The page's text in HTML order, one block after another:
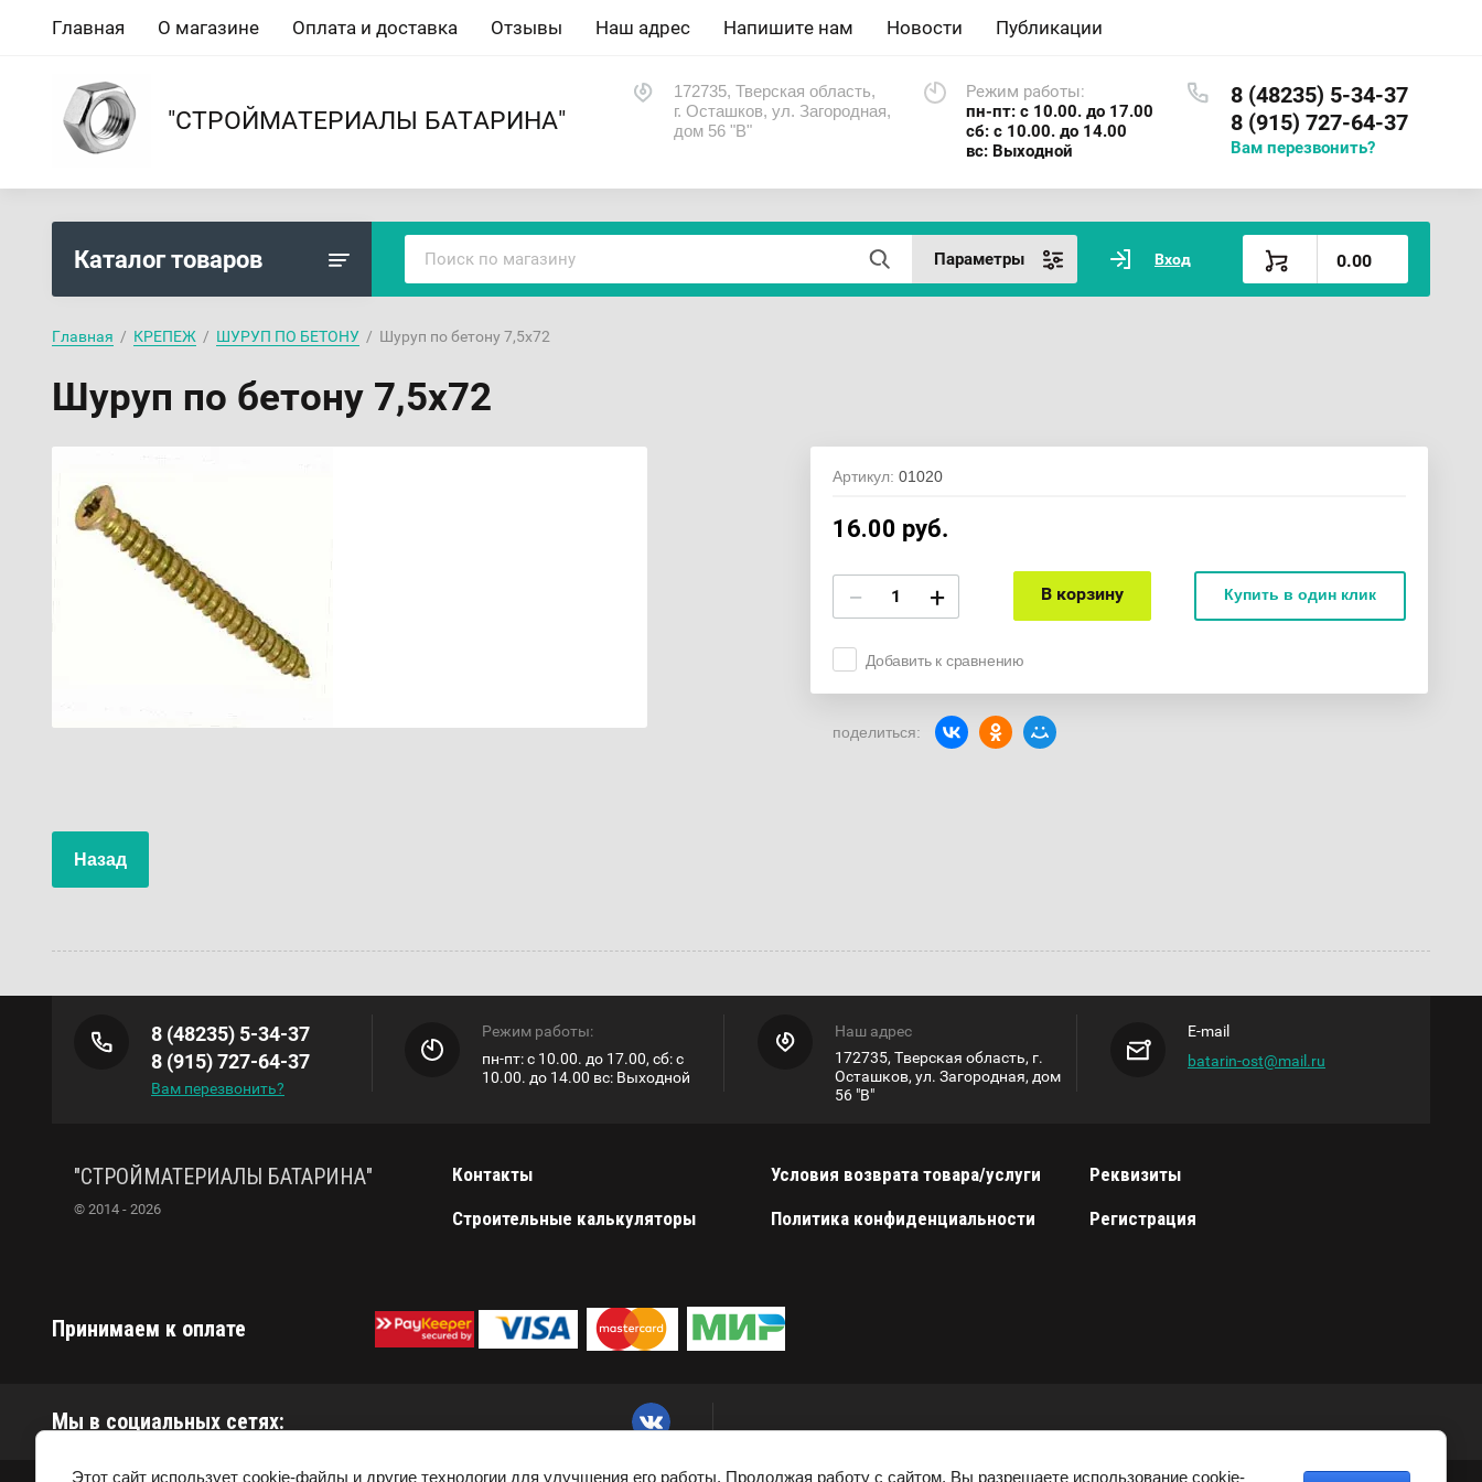
Главная О магазине Оплата и доставка Отзывы Наш адрес Напишите нам Новости Публикации
"СТРОЙМАТЕРИАЛЫ БАТАРИНА"
172735, Тверская область,
г. Осташков, ул. Загородная,
дом 56 "В"
Режим работы:
пн-пт: с 10.00. до 17.00
сб: с 10.00. до 14.00
вс: Выходной
8 (48235) 5-34-37
8 (915) 727-64-37
Вам перезвонить?
Каталог товаров Параметры Вход 0.00
Главная
  /
КРЕПЕЖ
  /
ШУРУП ПО БЕТОНУ
  /  Шуруп по бетону 7,5х72
Шуруп по бетону 7,5х72
Артикул: 01020
16.00 руб.
− + В корзину Купить в один клик
Добавить к сравнению
поделиться:
Назад
8 (48235) 5-34-37
8 (915) 727-64-37
Вам перезвонить?
Режим работы:
пн-пт: с 10.00. до 17.00, сб: с
10.00. до 14.00 вс: Выходной
Наш адрес
172735, Тверская область, г.
Осташков, ул. Загородная, дом
56 "В"
E-mail
batarin-ost@mail.ru
"СТРОЙМАТЕРИАЛЫ БАТАРИНА"
© 2014 - 2026
Контакты Условия возврата товара/услуги
Реквизиты
Строительные калькуляторы
Политика конфиденциальности Регистрация
Принимаем к оплате
Мы в социальных сетях:
Этот сайт использует cookie-файлы и другие технологии для улучшения его работы. Продолжая работу с сайтом, Вы разрешаете использование cookie-